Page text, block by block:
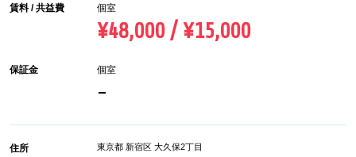
賃料 / 共益費 個室
¥48,000 / ¥15,000
保証金 個室
-
住所 東京都 新宿区 大久保2丁目